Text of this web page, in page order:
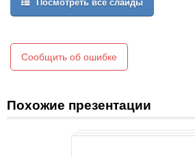
меня заинтересовал вопрос: почему
но мы никогда не можем найти ее края.
Радуга – дуга? Или…
Посмотреть все слайды
Сообщить об ошибке
Похожие презентации